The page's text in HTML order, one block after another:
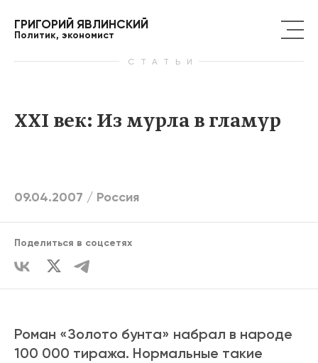
ГРИГОРИЙ ЯВЛИНСКИЙ
Политик, экономист
СТАТЬИ
XXI век: Из мурла в гламур
09.04.2007 / Россия
Поделиться в соцсетях
Роман «Золото бунта» набрал в народе
100 000 тиража. Нормальные такие